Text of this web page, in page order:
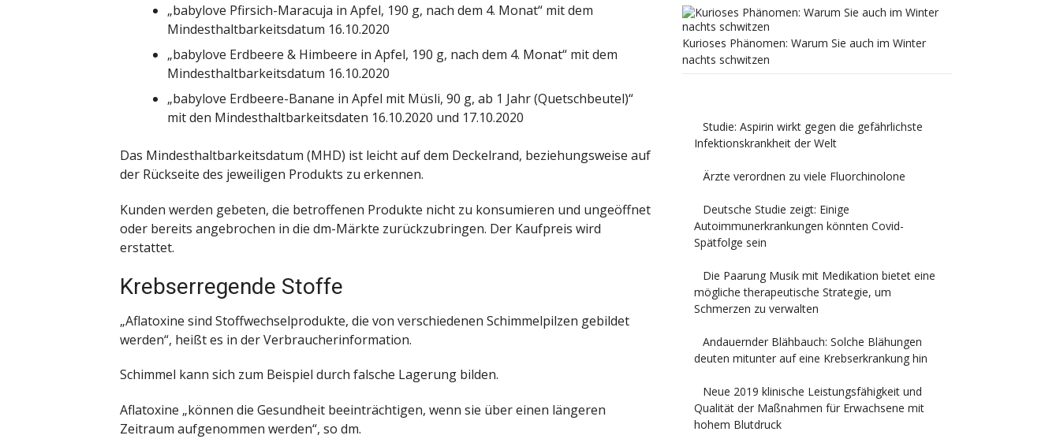
„babylove Pfirsich-Maracuja in Apfel, 190 g, nach dem 4. Monat“ mit dem
Mindesthaltbarkeitsdatum 16.10.2020
„babylove Erdbeere & Himbeere in Apfel, 190 g, nach dem 4. Monat“ mit dem
Mindesthaltbarkeitsdatum 16.10.2020
„babylove Erdbeere-Banane in Apfel mit Müsli, 90 g, ab 1 Jahr (Quetschbeutel)“
mit den Mindesthaltbarkeitsdaten 16.10.2020 und 17.10.2020
Das Mindesthaltbarkeitsdatum (MHD) ist leicht auf dem Deckelrand, beziehungsweise auf
der Rückseite des jeweiligen Produkts zu erkennen.
Kunden werden gebeten, die betroffenen Produkte nicht zu konsumieren und ungeöffnet
oder bereits angebrochen in die dm-Märkte zurückzubringen. Der Kaufpreis wird
erstattet.
Krebserregende Stoffe
„Aflatoxine sind Stoffwechselprodukte, die von verschiedenen Schimmelpilzen gebildet
werden“, heißt es in der Verbraucherinformation.
Schimmel kann sich zum Beispiel durch falsche Lagerung bilden.
Aflatoxine „können die Gesundheit beeinträchtigen, wenn sie über einen längeren
Zeitraum aufgenommen werden“, so dm.
Kurioses Phänomen: Warum Sie auch im Winter
nachts schwitzen
Studie: Aspirin wirkt gegen die gefährlichste
Infektionskrankheit der Welt
Ärzte verordnen zu viele Fluorchinolone
Deutsche Studie zeigt: Einige
Autoimmunerkrankungen könnten Covid-
Spätfolge sein
Die Paarung Musik mit Medikation bietet eine
mögliche therapeutische Strategie, um
Schmerzen zu verwalten
Andauernder Blähbauch: Solche Blähungen
deuten mitunter auf eine Krebserkrankung hin
Neue 2019 klinische Leistungsfähigkeit und
Qualität der Maßnahmen für Erwachsene mit
hohem Blutdruck